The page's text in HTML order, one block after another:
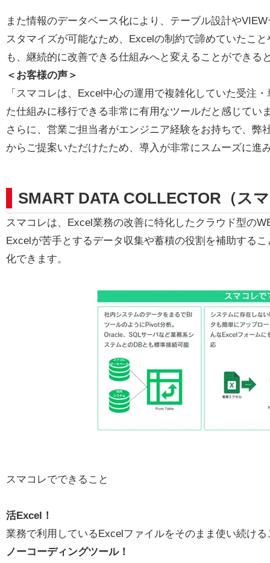
また情報のデータベース化により、テーブル設計や
スタマイズが可能なため、Excelの制約で諦めていたこ
も、継続的に改善できる仕組みへと変えることができる
＜お客様の声＞
「スマコレは、Excel中心の運用で複雑化していた受注
た仕組みに移行できる非常に有用なツールだと感じてい
さらに、営業ご担当者がエンジニア経験をお持ちで、
からご提案いただけたため、導入が非常にスムーズに進
SMART DATA COLLECTOR（ス
スマコレは、Excel業務の改善に特化したクラウド型の
Excelが苦手とするデータ収集や蓄積の役割を補助する
化できます。
スマコレでできること
活Excel！
業務で利用しているExcelファイルをそのまま使い続け
ノーコーディングツール！